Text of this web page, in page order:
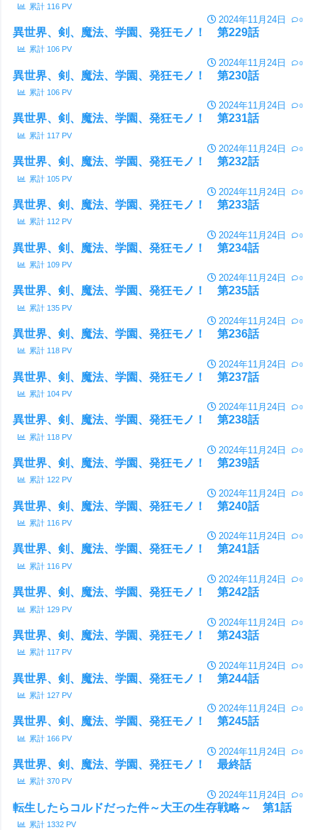
累計 116 PV
2024年11月24日 0
異世界、剣、魔法、学園、発狂モノ！ 第229話
累計 106 PV
2024年11月24日 0
異世界、剣、魔法、学園、発狂モノ！ 第230話
累計 106 PV
2024年11月24日 0
異世界、剣、魔法、学園、発狂モノ！ 第231話
累計 117 PV
2024年11月24日 0
異世界、剣、魔法、学園、発狂モノ！ 第232話
累計 105 PV
2024年11月24日 0
異世界、剣、魔法、学園、発狂モノ！ 第233話
累計 112 PV
2024年11月24日 0
異世界、剣、魔法、学園、発狂モノ！ 第234話
累計 109 PV
2024年11月24日 0
異世界、剣、魔法、学園、発狂モノ！ 第235話
累計 135 PV
2024年11月24日 0
異世界、剣、魔法、学園、発狂モノ！ 第236話
累計 118 PV
2024年11月24日 0
異世界、剣、魔法、学園、発狂モノ！ 第237話
累計 104 PV
2024年11月24日 0
異世界、剣、魔法、学園、発狂モノ！ 第238話
累計 118 PV
2024年11月24日 0
異世界、剣、魔法、学園、発狂モノ！ 第239話
累計 122 PV
2024年11月24日 0
異世界、剣、魔法、学園、発狂モノ！ 第240話
累計 116 PV
2024年11月24日 0
異世界、剣、魔法、学園、発狂モノ！ 第241話
累計 116 PV
2024年11月24日 0
異世界、剣、魔法、学園、発狂モノ！ 第242話
累計 129 PV
2024年11月24日 0
異世界、剣、魔法、学園、発狂モノ！ 第243話
累計 117 PV
2024年11月24日 0
異世界、剣、魔法、学園、発狂モノ！ 第244話
累計 127 PV
2024年11月24日 0
異世界、剣、魔法、学園、発狂モノ！ 第245話
累計 166 PV
2024年11月24日 0
異世界、剣、魔法、学園、発狂モノ！ 最終話
累計 370 PV
2024年11月24日 0
転生したらコルドだった件～大王の生存戦略～ 第1話
累計 1332 PV